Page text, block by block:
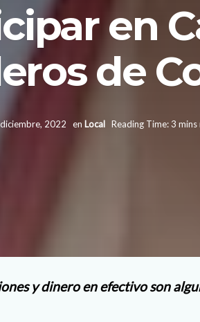
en
de
2022 en Local Reading Time: 3 mins
y dinero en efectivo son